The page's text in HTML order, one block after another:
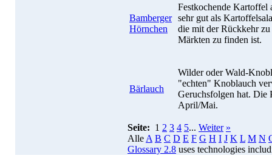
Bamberger
Hörnchen
Festkochende Kartoffel
sehr gut als
die mit der Rückkehr
Märkten zu finden ist.
Bärlauch
Wilder oder Wald-
"echten" Knoblauch
Geruchsfolgen hat. Die
April/Mai.
Seite: 1 2 3 4 5... Weiter »
Alle A B C D E F G H I J K L M N
Glossary 2.8 uses technologies